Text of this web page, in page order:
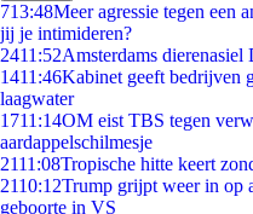
713:48Meer agressie tegen een
jij je intimideren?
2411:52Amsterdams
1411:46Kabinet geeft bedrijven
laagwater
1711:14OM eist TBS tegen
aardappelschilmesje
2111:08Tropische hitte keert
2110:12Trump grijpt weer in op
geboorte in VS